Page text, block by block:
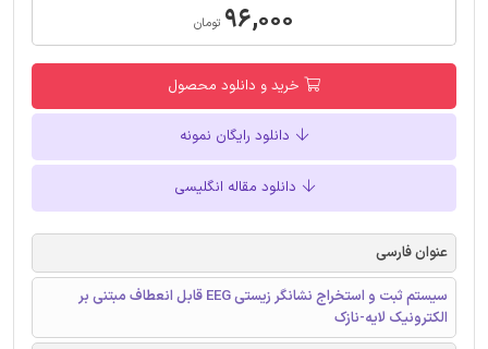
۹۶,۰۰۰ تومان
خرید و دانلود محصول
دانلود رایگان نمونه
دانلود مقاله انگلیسی
عنوان فارسی
سیستم ثبت و استخراج نشانگر زیستی EEG قابل انعطاف مبتنی بر
الکترونیک لایه-نازک